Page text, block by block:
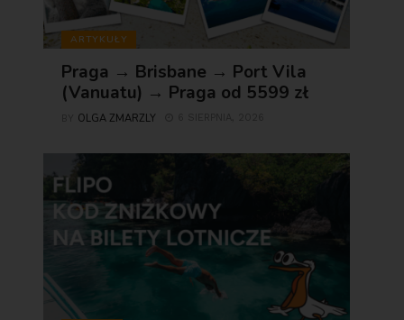
ARTYKUŁY
Praga → Brisbane → Port Vila
(Vanuatu) → Praga od 5599 zł
OLGA ZMARZLY